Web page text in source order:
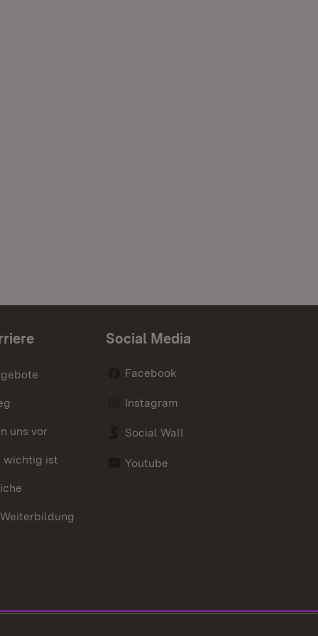
uns vor
wichtig ist
Social Media
Facebook
Instagram
Social Wall
Youtube